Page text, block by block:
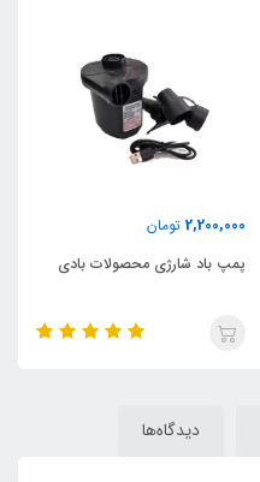
9,900,000 تومان
پمپ تصفیه آب فیلتری جدید مدل
دیدگاه‌ها